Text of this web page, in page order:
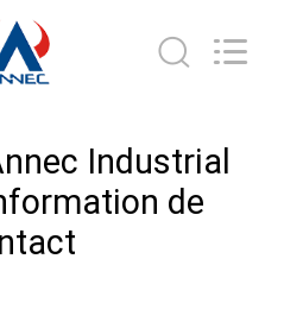
Industrial
de